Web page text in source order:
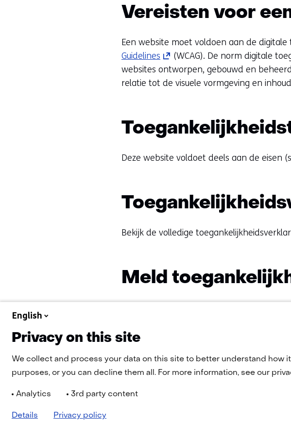
Vereisten voor
Een website moet voldoen aan de digitale
Guidelines(opent
in
nieuw
naar
een
website)
(WCAG). De norm digitale
websites ontworpen, gebouwd en
relatie tot de visuele vormgeving en
Deze website voldoet deels aan de eisen
Bekijk de volledige
Meld
English
Privacy on this site
We collect and process your data on this site to better understand how
purposes, or you can decline them all. For more information, see our
Analytics 3rd party content
Details Privacy policy